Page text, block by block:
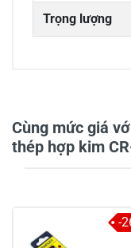
Trọng lượng
Cùng mức giá
thép hợp kim
-